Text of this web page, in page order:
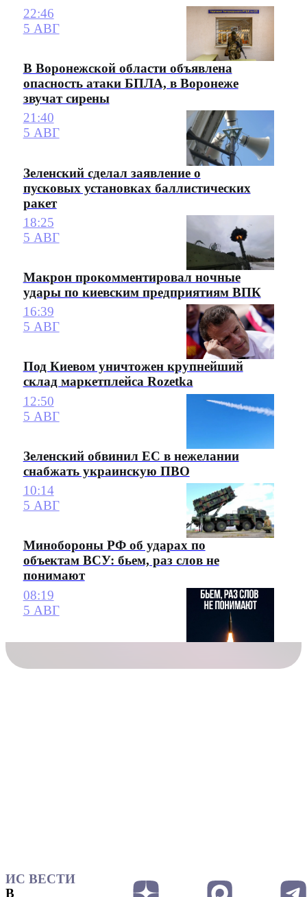
22:46
5 АВГ
В Воронежской области объявлена
опасность атаки БПЛА, в Воронеже
звучат сирены
21:40
5 АВГ
Зеленский сделал заявление о
пусковых установках баллистических
ракет
18:25
5 АВГ
Макрон прокомментировал ночные
удары по киевским предприятиям ВПК
16:39
5 АВГ
Под Киевом уничтожен крупнейший
склад маркетплейса Rozetka
12:50
5 АВГ
Зеленский обвинил ЕС в нежелании
снабжать украинскую ПВО
10:14
5 АВГ
Минобороны РФ об ударах по
объектам ВСУ: бьем, раз слов не
понимают
08:19
5 АВГ
ИС ВЕСТИ
В